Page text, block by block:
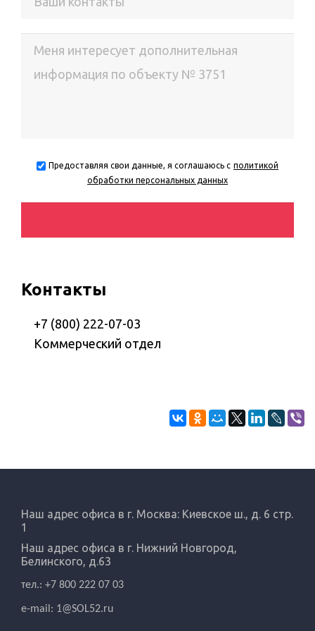
Предоставляя свои данные, я соглашаюсь с политикой
обработки персональных данных
Контакты
+7 (800) 222-07-03
Коммерческий отдел
Наш адрес офиса в г. Москва: Киевское ш., д. 6 стр.
1
Наш адрес офиса в г. Нижний Новгород,
Белинского, д.63
тел.: +7 800 222 07 03
e-mail: 1@SOL52.ru